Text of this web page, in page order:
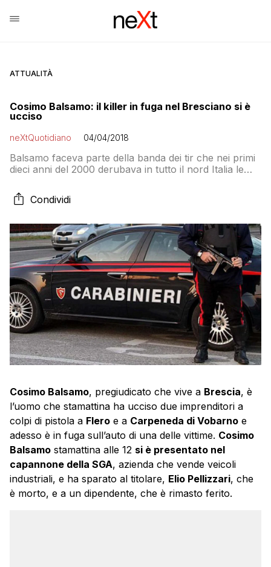
ATTUALITÀ
Cosimo Balsamo: il killer in fuga nel Bresciano si è
ucciso
neXtQuotidiano 04/04/2018
Balsamo faceva parte della banda dei tir che nei primi
dieci anni del 2000 derubava in tutto il nord Italia le
67enne venne condannato e ha scontato il carcere,
ma si è visto anche privare dei beni e del suo
Condividi
Cosimo Balsamo, pregiudicato che vive a Brescia, è
l’uomo che stamattina ha ucciso due imprenditori a
colpi di pistola a Flero e a Carpeneda di Vobarno e
adesso è in fuga sull’auto di una delle vittime. Cosimo
Balsamo stamattina alle 12 si è presentato nel
capannone della SGA, azienda che vende veicoli
industriali, e ha sparato al titolare, Elio Pellizzari, che
è morto, e a un dipendente, che è rimasto ferito.